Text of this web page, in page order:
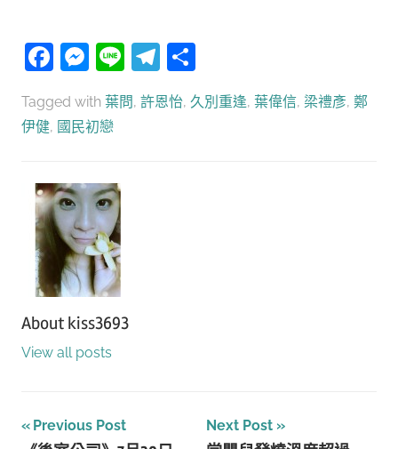
Facebook
Messenger
LineTelegram
Tagged with 葉問, 許恩怡, 久別重逢, 葉偉信, 梁禮彥, 鄭
伊健, 國民初戀
About kiss3693
View all posts
文Previous Post Next Post